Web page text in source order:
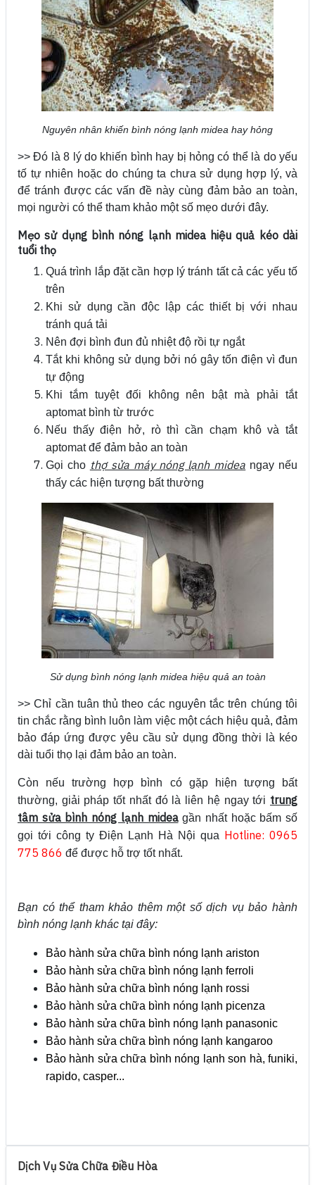
Nguyên nhân khiến bình nóng lạnh midea hay hỏng
>> Đó là 8 lý do khiến bình hay bị hỏng có thể là do yếu
tố tự nhiên hoặc do chúng ta chưa sử dụng hợp lý, và
để tránh được các vấn đề này cùng đảm bảo an toàn,
mọi người có thể tham khảo một số mẹo dưới đây.
Mẹo sử dụng bình nóng lạnh midea hiệu quả kéo dài
tuổi thọ
Quá trình lắp đặt cần hợp lý tránh tất cả các yếu tố
trên
Khi sử dụng cần độc lập các thiết bị với nhau
tránh quá tải
Nên đợi bình đun đủ nhiệt độ rồi tự ngắt
Tắt khi không sử dụng bởi nó gây tốn điện vì đun
tự động
Khi tắm tuyệt đối không nên bật mà phải tắt
aptomat bình từ trước
Nếu thấy điện hở, rò thì cần chạm khô và tắt
aptomat để đảm bảo an toàn
Gọi cho thợ sửa máy nóng lạnh midea ngay nếu
thấy các hiện tượng bất thường
Sử dụng bình nóng lạnh midea hiệu quả an toàn
>> Chỉ cần tuân thủ theo các nguyên tắc trên chúng tôi
tin chắc rằng bình luôn làm việc một cách hiệu quả, đảm
bảo đáp ứng được yêu cầu sử dụng đồng thời là kéo
dài tuổi thọ lại đảm bảo an toàn.
Còn nếu trường hợp bình có gặp hiện tượng bất
thường, giải pháp tốt nhất đó là liên hệ ngay tới trung
tâm sửa bình nóng lạnh mideagần nhất hoặc bấm số
gọi tới công ty Điện Lạnh Hà Nội qua Hotline: 0965
775 866 để được hỗ trợ tốt nhất.
Bạn có thể tham khảo thêm một số dịch vụ bảo hành
bình nóng lạnh khác tại đây:
Bảo hành sửa chữa bình nóng lạnh ariston
Bảo hành sửa chữa bình nóng lạnh ferroli
Bảo hành sửa chữa bình nóng lạnh rossi
Bảo hành sửa chữa bình nóng lạnh picenza
Bảo hành sửa chữa bình nóng lạnh panasonic
Bảo hành sửa chữa bình nóng lạnh kangaroo
Bảo hành sửa chữa bình nóng lạnh son hà, funiki,
rapido, casper...
Dịch Vụ Sửa Chữa Điều Hòa